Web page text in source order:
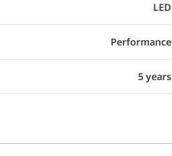
LED
Performance
5 years